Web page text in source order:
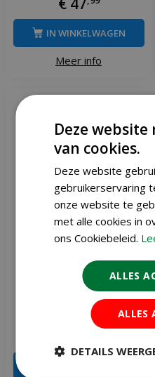
Meer info
IN WINKELWAGEN
Gardena aansluitgarnituur
flexslang 1,5 meter
Deze
van cookies.
Deze website
gebruikerservaring
onze website te
met alle cookies in
ons Cookiebeleid.
ALLES
ALLES
DETAILS